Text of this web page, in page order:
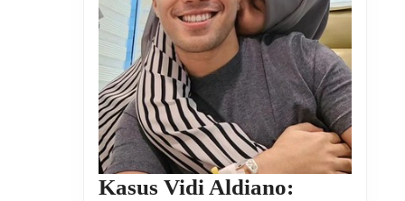
Kasus Vidi Aldiano: